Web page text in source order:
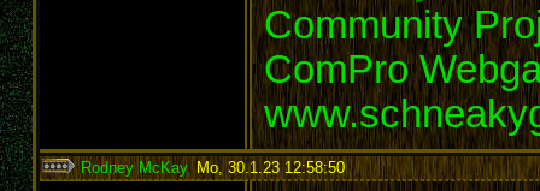
Community
ComPro
Rodney McKay, Mo, 30.1.23 12:58:50: